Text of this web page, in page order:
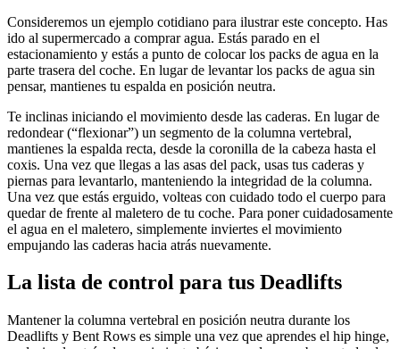
Consideremos un ejemplo cotidiano para ilustrar este concepto. Has
ido al supermercado a comprar agua. Estás parado en el
estacionamiento y estás a punto de colocar los packs de agua en la
parte trasera del coche. En lugar de levantar los packs de agua sin
pensar, mantienes tu espalda en posición neutra.
Te inclinas iniciando el movimiento desde las caderas. En lugar de
redondear (“flexionar”) un segmento de la columna vertebral,
mantienes la espalda recta, desde la coronilla de la cabeza hasta el
coxis. Una vez que llegas a las asas del pack, usas tus caderas y
piernas para levantarlo, manteniendo la integridad de la columna.
Una vez que estás erguido, volteas con cuidado todo el cuerpo para
quedar de frente al maletero de tu coche. Para poner cuidadosamente
el agua en el maletero, simplemente inviertes el movimiento
empujando las caderas hacia atrás nuevamente.
La lista de control para tus Deadlifts
Mantener la columna vertebral en posición neutra durante los
Deadlifts y Bent Rows es simple una vez que aprendes el hip hinge,